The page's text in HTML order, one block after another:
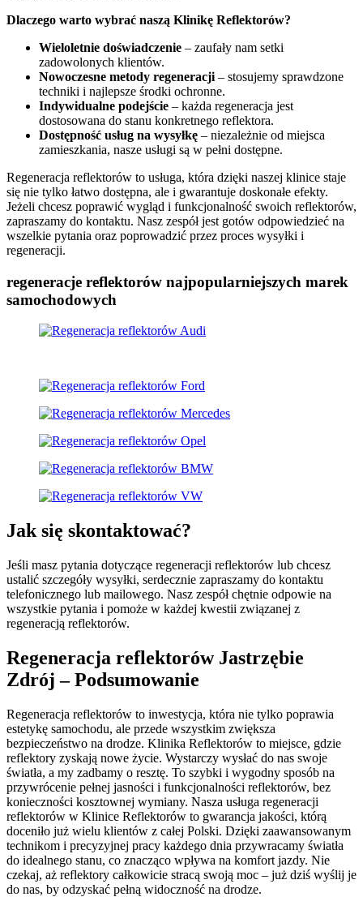
Dlaczego warto wybrać naszą Klinikę Reflektorów?
Wieloletnie doświadczenie – zaufały nam setki
zadowolonych klientów.
Nowoczesne metody regeneracji – stosujemy sprawdzone
techniki i najlepsze środki ochronne.
Indywidualne podejście – każda regeneracja jest
dostosowana do stanu konkretnego reflektora.
Dostępność usług na wysyłkę – niezależnie od miejsca
zamieszkania, nasze usługi są w pełni dostępne.
Regeneracja reflektorów to usługa, która dzięki naszej klinice staje
się nie tylko łatwo dostępna, ale i gwarantuje doskonałe efekty.
Jeżeli chcesz poprawić wygląd i funkcjonalność swoich reflektorów,
zapraszamy do kontaktu. Nasz zespół jest gotów odpowiedzieć na
wszelkie pytania oraz poprowadzić przez proces wysyłki i
regeneracji.
regeneracje reflektorów najpopularniejszych marek
samochodowych
Jak się skontaktować?
Jeśli masz pytania dotyczące regeneracji reflektorów lub chcesz
ustalić szczegóły wysyłki, serdecznie zapraszamy do kontaktu
telefonicznego lub mailowego. Nasz zespół chętnie odpowie na
wszystkie pytania i pomoże w każdej kwestii związanej z
regeneracją reflektorów.
Regeneracja reflektorów Jastrzębie
Zdrój – Podsumowanie
Regeneracja reflektorów to inwestycja, która nie tylko poprawia
estetykę samochodu, ale przede wszystkim zwiększa
bezpieczeństwo na drodze. Klinika Reflektorów to miejsce, gdzie
reflektory zyskają nowe życie. Wystarczy wysłać do nas swoje
światła, a my zadbamy o resztę. To szybki i wygodny sposób na
przywrócenie pełnej jasności i funkcjonalności reflektorów, bez
konieczności kosztownej wymiany. Nasza usługa regeneracji
reflektorów w Klinice Reflektorów to gwarancja jakości, którą
doceniło już wielu klientów z całej Polski. Dzięki zaawansowanym
technikom i precyzyjnej pracy każdego dnia przywracamy światła
do idealnego stanu, co znacząco wpływa na komfort jazdy. Nie
czekaj, aż reflektory całkowicie stracą swoją moc – już dziś wyślij je
do nas, by odzyskać pełną widoczność na drodze.